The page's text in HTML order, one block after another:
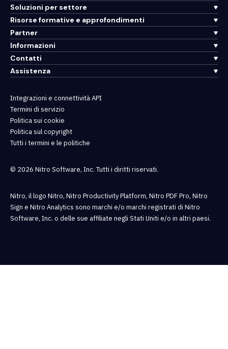
Soluzioni per settore
Risorse formative e approfondimenti
Partner
Informazioni
Contatti
Assistenza
Integrazioni e connettività API
Termini di servizio
Politica sui cookie
Politica sul copyright
Tutti i termini e le politiche
© 2026 Nitro Software, Inc. Tutti i diritti riservati.
Nitro, il logo Nitro, Nitro Productivity Platform, Nitro PDF Pro, Nitro
Sign e Nitro Analytics sono marchi e/o marchi registrati di Nitro
Software, Inc. o delle sue affiliate negli Stati Uniti e/o in altri paesi.